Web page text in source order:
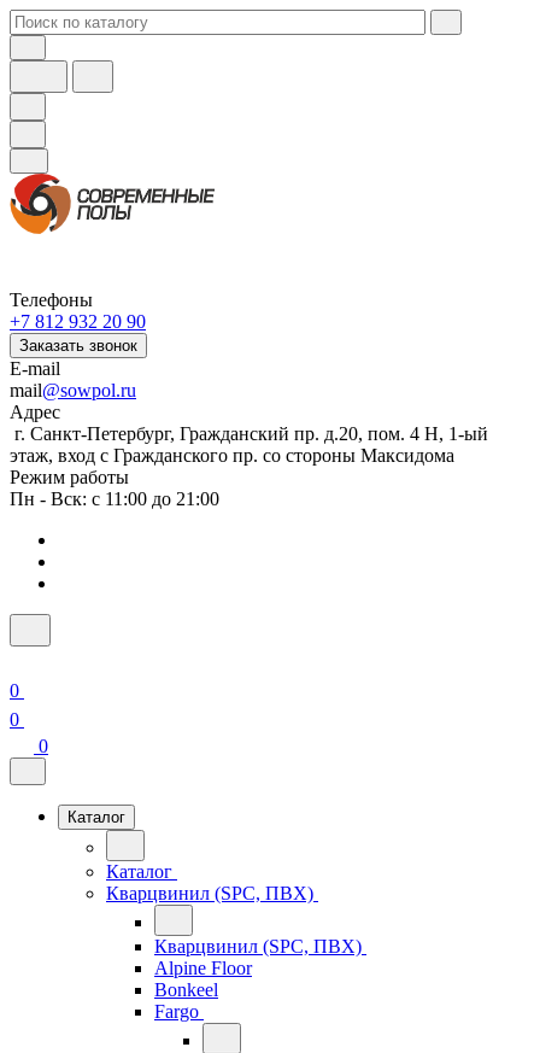
Телефоны
+7 812 932 20 90
Заказать звонок
E-mail
mail@sowpol.ru
Адрес
г. Санкт-Петербург, Гражданский пр. д.20, пом. 4 Н, 1-ый
этаж, вход с Гражданского пр. со стороны Максидома
Режим работы
Пн - Вск: с 11:00 до 21:00
0
0
0
Каталог
Каталог
Кварцвинил (SPC, ПВХ)
Кварцвинил (SPC, ПВХ)
Alpine Floor
Bonkeel
Fargo